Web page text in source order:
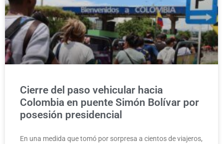
Cierre del paso vehicular hacia
Colombia en puente Simón Bolívar por
posesión presidencial
En una medida que tomó por sorpresa a cientos de viajeros,